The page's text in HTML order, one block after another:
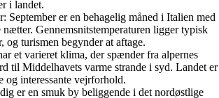
i landet.
September er en behagelig måned i Italien med
Gennemsnitstemperaturen ligger typisk
og turismen begynder at aftage.
et varieret klima, der spænder fra alpernes
til Middelhavets varme strande i syd. Landet er
og interessante vejrforhold.
er en smuk by beliggende i det nordøstlige